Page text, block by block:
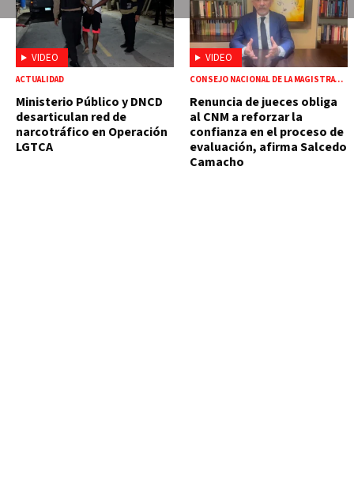
VIDEO
ACTUALIDAD
Ministerio Público y DNCD
desarticulan red de
narcotráfico en Operación
LGTCA
VIDEO
CONSEJO NACIONAL DE LA MAGISTRATURA
Renuncia de jueces obliga
al CNM a reforzar la
confianza en el proceso de
evaluación, afirma Salcedo
Camacho